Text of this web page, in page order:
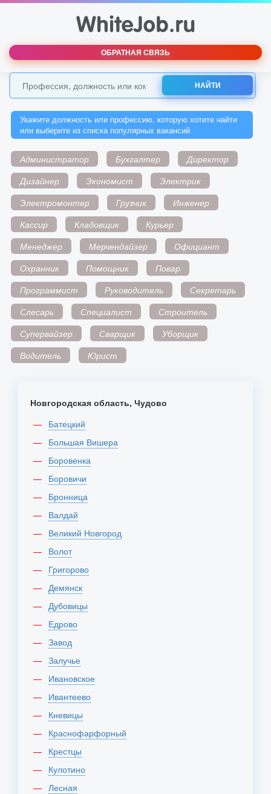
ОБРАТНАЯ СВЯЗЬ
НАЙТИ
Укажите должность или профессию, которую хотите найти
или выберите из списка популярных вакансий
Администратор Бухгалтер
Директор
Дизайнер
Экономист
Электрик
Электромонтер
Грузчик
Инженер
Кассир
Кладовщик
Курьер
Менеджер
Мерчендайзер
Официант
Охранник
Помощник
Повар
Программист
Руководитель
Секретарь
Слесарь
Специалист
Строитель
Супервайзер
Сварщик
Уборщик
Водитель
Юрист
Новгородская область, Чудово
Батецкий
Большая Вишера
Боровенка
Боровичи
Бронница
Валдай
Великий Новгород
Волот
Григорово
Демянск
Дубовицы
Едрово
Завод
Залучье
Ивановское
Ивантеево
Кневицы
Краснофарфорный
Крестцы
Кулотино
Лесная